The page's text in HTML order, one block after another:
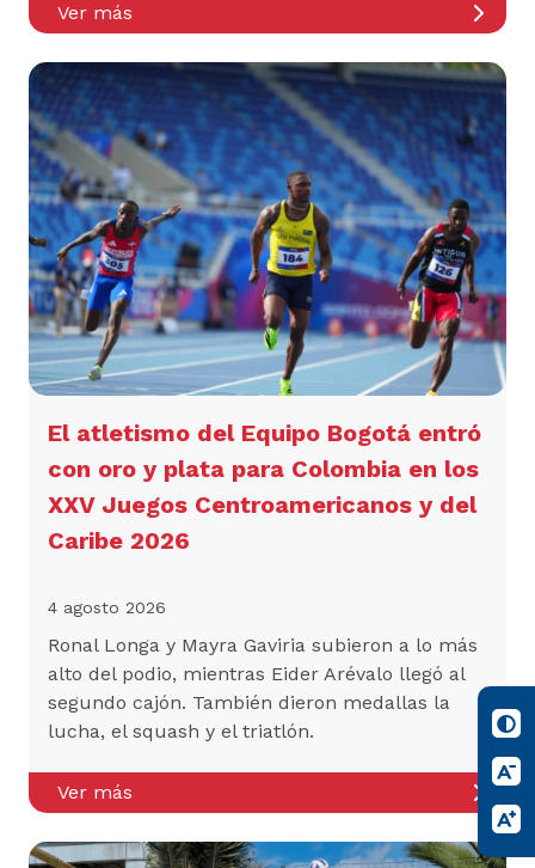
Ver más
El atletismo del Equipo Bogotá entró
con oro y plata para Colombia en los
XXV Juegos Centroamericanos y del
Caribe 2026
4 agosto 2026
Ronal Longa y Mayra Gaviria subieron a lo más
alto del podio, mientras Eider Arévalo llegó al
segundo cajón. También dieron medallas la
lucha, el squash y el triatlón.
Ver más